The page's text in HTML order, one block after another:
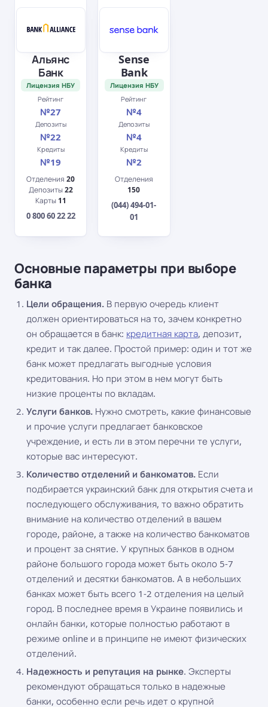
Альянс
Банк
Лицензия НБУ
Рейтинг
№27
Депозиты
№22
Кредиты
№19
Отделения20
Депозиты22
Карты 11
0 800 60 22 22
Sense
Bank
Лицензия НБУ
Рейтинг
№4
Депозиты
№4
Кредиты
№2
Отделения
150
(044) 494-01-
01
Основные параметры при выборе
банка
Цели обращения. В первую очередь клиент
должен ориентироваться на то, зачем конкретно
он обращается в банк: кредитная карта, депозит,
кредит и так далее. Простой пример: один и тот же
банк может предлагать выгодные условия
кредитования. Но при этом в нем могут быть
низкие проценты по вкладам.
Услуги банков. Нужно смотреть, какие финансовые
и прочие услуги предлагает банковское
учреждение, и есть ли в этом перечни те услуги,
которые вас интересуют.
Количество отделений и банкоматов. Если
подбирается украинский банк для открытия счета и
последующего обслуживания, то важно обратить
внимание на количество отделений в вашем
городе, районе, а также на количество банкоматов
и процент за снятие. У крупных банков в одном
районе большого города может быть около 5-7
отделений и десятки банкоматов. А в небольших
банках может быть всего 1-2 отделения на целый
город. В последнее время в Украине появились и
онлайн банки, которые полностью работают в
режиме online и в принципе не имеют физических
отделений.
Надежность и репутация на рынке. Эксперты
рекомендуют обращаться только в надежные
банки, особенно если речь идет о крупной